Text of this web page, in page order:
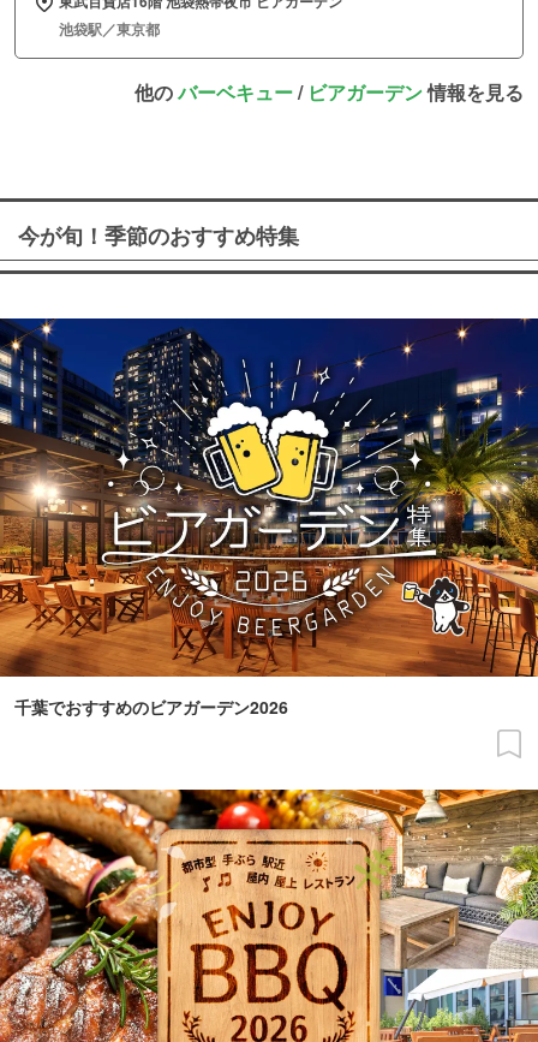
池袋駅／東京都
他のバーベキュー/ ビアガーデン情報を見る
今が旬！季節のおすすめ特集
千葉でおすすめのビアガーデン2026